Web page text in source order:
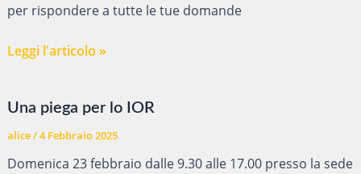
per rispondere a tutte le tue domande
OPENDAY
Leggi l'articolo »
Una piega per lo IOR
alice/4 Febbraio 2025
Domenica 23 febbraio dalle 9.30 alle 17.00 presso la sede